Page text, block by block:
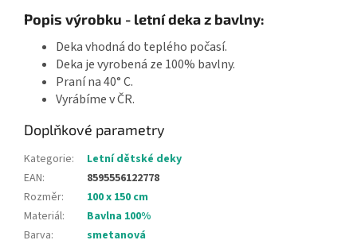
Popis výrobku - letní deka z bavlny:
Deka vhodná do teplého počasí.
Deka je vyrobená ze 100% bavlny.
Praní na 40° C.
Vyrábíme v ČR.
Doplňkové parametry
Kategorie:
Letní dětské deky
EAN:
8595556122778
Rozměr:
100 x 150 cm
Materiál:
Bavlna 100%
Barva:
smetanová